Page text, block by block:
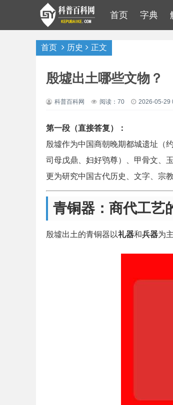
首页 字典
首页 历史 正文
殷墟出土哪些文物？
科普百科网 阅读：70 2026-05-29
第一段（直接答复）：
殷墟作为中国商朝晚期都城遗址（
司母戊鼎、妇好鸮尊）、甲骨文、
更为研究中国古代历史、文字、宗
青铜器：商代工艺
殷墟出土的青铜器以礼器和兵器为